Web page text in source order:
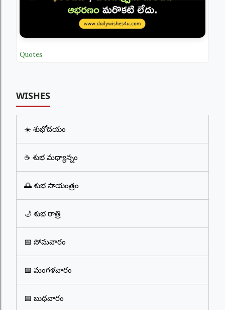
Quotes
WISHES
☀️ శుభోదయం
☕ శుభ మధ్యాన్నం
🌅 శుభ సాయంత్రం
🌙 శుభ రాత్రి
📅 సోమవారం
📅 మంగళవారం
📅 బుధవారం